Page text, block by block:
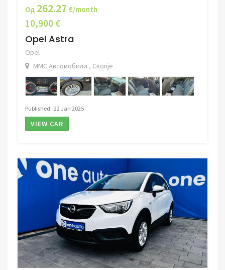
Од 262.27 €/month
10,900 €
Opel Astra
Opel
ММС Автомобили , Скопје
Published : 22 Jan 2025
VIEW CAR